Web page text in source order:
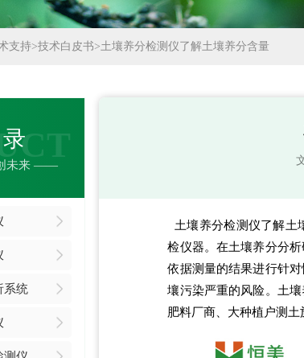
支持>技术白皮书>土壤养分检测仪了解土壤养分含量
未来 ——
系统
土壤养分检测仪了解土
检仪器。在土壤养分分
依据测量的结果进行针
壤污染严重的风险。土
肥料厂商、大种植户测土